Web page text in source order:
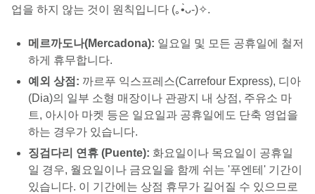
업을 하지 않는 것이 원칙입니다 (｡•̀ᴗ-)✧.
메르까도나(Mercadona): 일요일 및 모든 공휴일에 철저
하게 휴무합니다.
예외 상점: 까르푸 익스프레스(Carrefour Express), 디아
(Dia)의 일부 소형 매장이나 관광지 내 상점, 주유소 마
트, 아시아 마켓 등은 일요일과 공휴일에도 단축 영업을
하는 경우가 있습니다.
징검다리 연휴 (Puente): 화요일이나 목요일이 공휴일
일 경우, 월요일이나 금요일을 함께 쉬는 '푸엔테' 기간이
있습니다. 이 기간에는 상점 휴무가 길어질 수 있으므로